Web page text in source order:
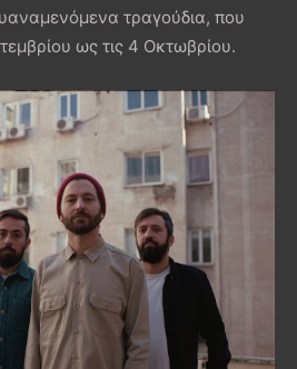
τραγούδια, που
ως τις 4 Οκτωβρίου.